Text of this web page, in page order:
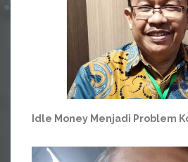
Idle Money Menjadi Problem